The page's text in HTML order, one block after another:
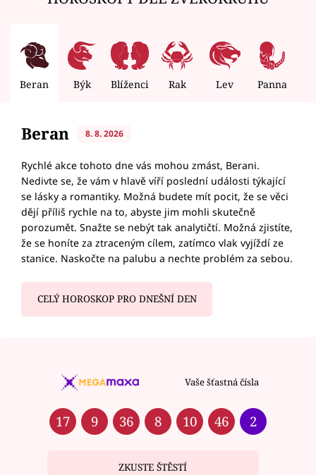
Beran Býk Blíženci Rak Lev Panna
Beran 8. 8. 2026
Rychlé akce tohoto dne vás mohou zmást, Berani.
Nedivte se, že vám v hlavě víří poslední události týkající
se lásky a romantiky. Možná budete mít pocit, že se věci
dějí příliš rychle na to, abyste jim mohli skutečně
porozumět. Snažte se nebýt tak analytičtí. Možná zjistíte,
že se honíte za ztraceným cílem, zatímco vlak vyjíždí ze
stanice. Naskočte na palubu a nechte problém za sebou.
CELÝ HOROSKOP PRO DNEŠNÍ DEN
Vaše šťastná čísla
17 9 36 8 10 46 2
ZKUSTE ŠTĚSTÍ